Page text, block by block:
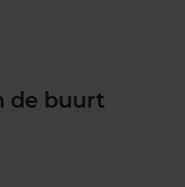
de buurt